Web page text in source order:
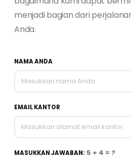
menjadi bagian dari
Anda.
NAMA ANDA
EMAIL KANTOR
MASUKKAN JAWABAN: 5 + 4 = ?